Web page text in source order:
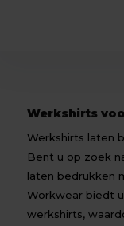
Werkshirts
Werkshirts laten
Bent u op zoek
laten bedrukken
Workwear biedt
werkshirts,